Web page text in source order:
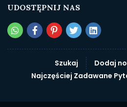
UDOSTĘPNIJ NAS
Szukaj
Dodaj
Najczęściej Zadawane